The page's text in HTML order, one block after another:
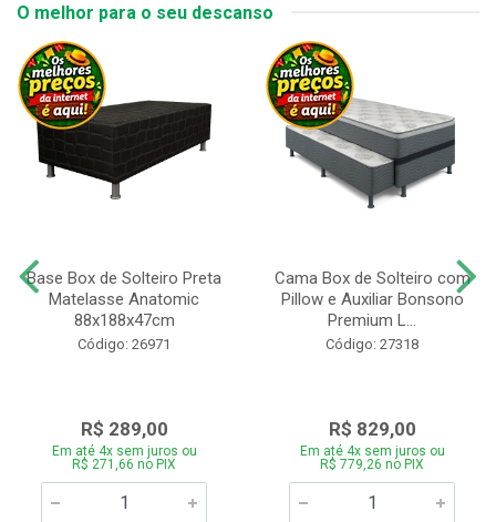
O melhor para o seu descanso
Base Box de Solteiro Preta
Matelasse Anatomic
88x188x47cm
Código: 26971
R$ 289,00
Em até 4x sem juros ou
R$ 271,66 no PIX
Cama Box de Solteiro com
Pillow e Auxiliar Bonsono
Premium L...
Código: 27318
R$ 829,00
Em até 4x sem juros ou
R$ 779,26 no PIX